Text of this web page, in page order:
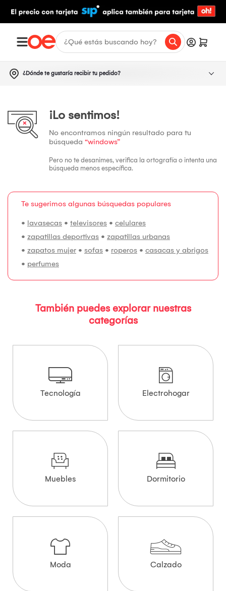
¿Dónde te gustaría recibir tu pedido?
¡Lo sentimos!
No encontramos ningún resultado para tu
búsqueda “windows”
Pero no te desanimes, verifica la ortografía o intenta una
búsqueda menos específica.
Te sugerimos algunas búsquedas populares
• lavasecas • televisores • celulares
• zapatillas deportivas • zapatillas urbanas
• zapatos mujer • sofas • roperos • casacas y abrigos
• perfumes
También puedes explorar nuestras
categorías
Tecnología Electrohogar
Muebles Dormitorio
Moda Calzado